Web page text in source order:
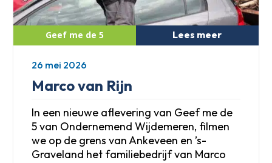
Marco van Rijn
In een nieuwe aflevering van Geef me de
5 van Ondernemend Wijdemeren, filmen
we op de grens van Ankeveen en ’s-
Graveland het familiebedrijf van Marco
Lees meer
26 mei 2026